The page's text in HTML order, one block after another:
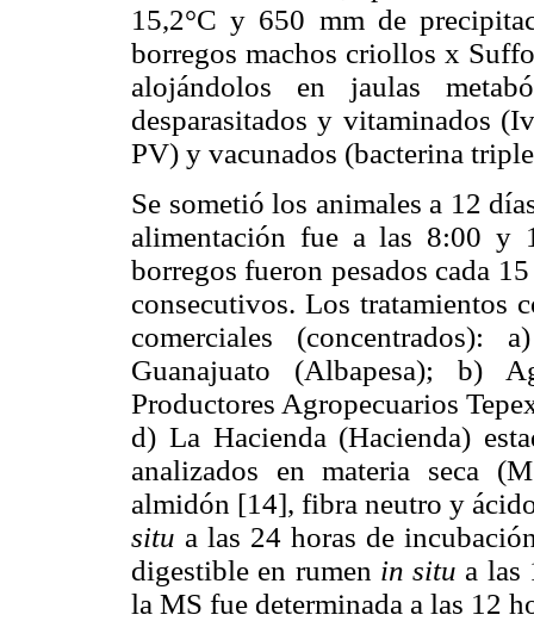
15,2°C y 650 mm de
borregos machos criollos x
alojándolos en jaulas
desparasitados y vitaminados
PV) y vacunados (bacterina
Se sometió los animales a 12
alimentación fue a las 8:00 y
borregos fueron pesados cada
consecutivos. Los tratamientos
comerciales (concentrados):
Guanajuato (Albapesa); b)
Productores Agropecuarios
d) La Hacienda (Hacienda)
analizados en materia seca
almidón [14], fibra neutro y
situ a las 24 horas de
digestible en rumen in situ a las
la MS fue determinada a las 12